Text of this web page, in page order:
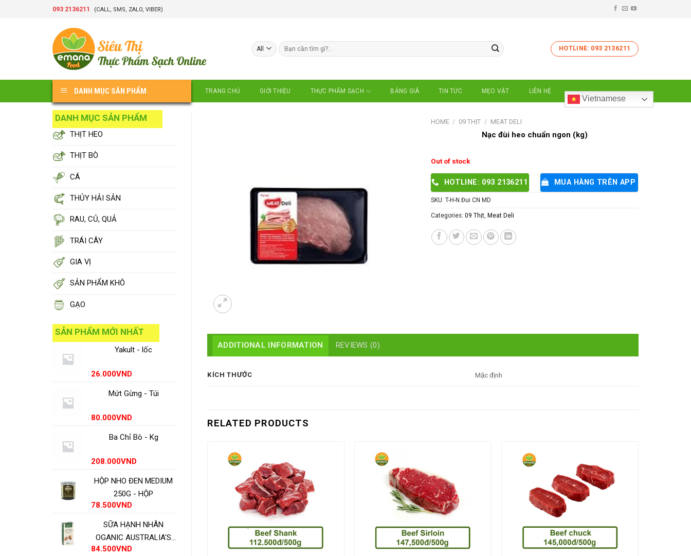
093 2136211 (CALL, SMS, ZALO, VIBER)
Search
for:
HOTLINE: 093 2136211
DANH MỤC SẢN PHẨM TRANG CHỦ GIỚI THIỆU THỰC PHẨM SẠCH BẢNG GIÁ TIN TỨC MẸO VẶT LIÊN HỆ
Vietnamese
DANH MỤC SẢN PHẨM
THỊT HEO
THỊT BÒ
CÁ
THỦY HẢI SẢN
RAU, CỦ, QUẢ
TRÁI CÂY
GIA VỊ
SẢN PHẨM KHÔ
GẠO
SẢN PHẨM MỚI NHẤT
Yakult - lốc
26.000VND
Mứt Gừng - Túi
80.000VND
Ba Chỉ Bò - Kg
208.000VND
HỘP NHO ĐEN MEDIUM
250G - HỘP
78.500VND
SỮA HẠNH NHÂN
OGANIC AUSTRALIA'S
OWN - HỘP
84.500VND
HOME / 09 THỊT / MEAT DELI
Nạc đùi heo chuẩn ngon (kg)
Out of stock
HOTLINE: 093 2136211 MUA HÀNG TRÊN APP
SKU: T-H-N.Đui CN MD
Categories: 09 Thịt, Meat Deli
ADDITIONAL INFORMATION REVIEWS (0)
KÍCH THƯỚC Mặc định
RELATED PRODUCTS